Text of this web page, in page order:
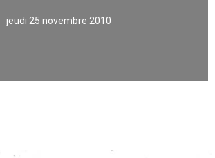
jeudi 25 novembre 2010